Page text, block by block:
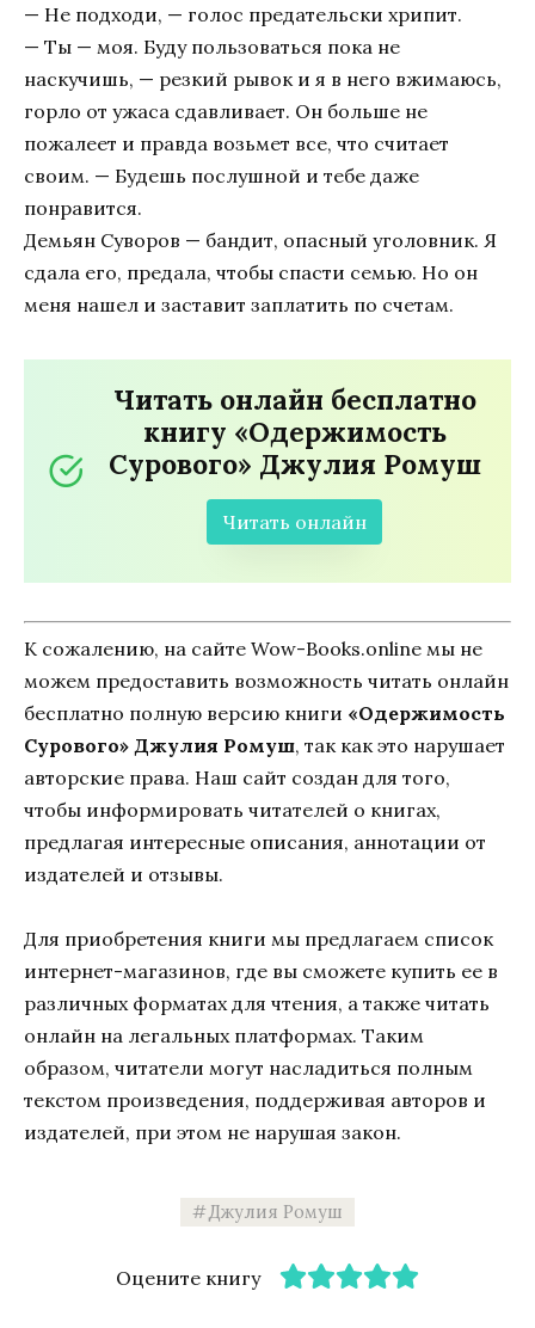
— Не подходи, — голос предательски хрипит.
— Ты — моя. Буду пользоваться пока не
наскучишь, — резкий рывок и я в него вжимаюсь,
горло от ужаса сдавливает. Он больше не
пожалеет и правда возьмет все, что считает
своим. — Будешь послушной и тебе даже
понравится.
Демьян Суворов — бандит, опасный уголовник. Я
сдала его, предала, чтобы спасти семью. Но он
меня нашел и заставит заплатить по счетам.
Читать онлайн бесплатно
книгу «Одержимость
Сурового» Джулия Ромуш
Читать онлайн
К сожалению, на сайте Wow-Books.online мы не
можем предоставить возможность читать онлайн
бесплатно полную версию книги «Одержимость
Сурового» Джулия Ромуш, так как это нарушает
авторские права. Наш сайт создан для того,
чтобы информировать читателей о книгах,
предлагая интересные описания, аннотации от
издателей и отзывы.
Для приобретения книги мы предлагаем список
интернет-магазинов, где вы сможете купить ее в
различных форматах для чтения, а также читать
онлайн на легальных платформах. Таким
образом, читатели могут насладиться полным
текстом произведения, поддерживая авторов и
издателей, при этом не нарушая закон.
Джулия Ромуш
Оцените книгу